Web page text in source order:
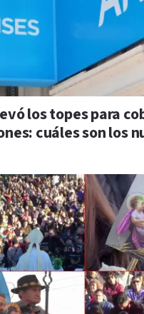
los topes para
cuáles son los